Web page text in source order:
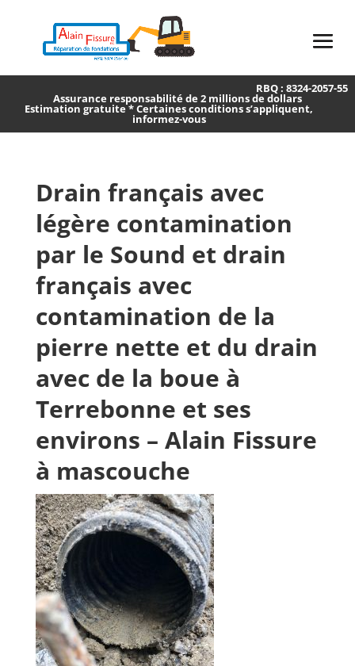
RBQ : 8324-2057-55
Assurance responsabilité de 2 millions de dollars
Estimation gratuite * Certaines conditions s’appliquent,
informez-vous
Drain français avec
légère contamination
par le Sound et drain
français avec
contamination de la
pierre nette et du drain
avec de la boue à
Terrebonne et ses
environs – Alain Fissure
à mascouche